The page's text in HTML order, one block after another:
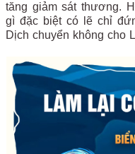
tăng giảm sát thương.
gì đặc biệt có lẽ chỉ
Dịch chuyển không cho